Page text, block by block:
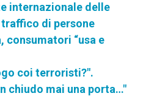
internazionale delle
di persone
consumatori “usa e
coi terroristi?".
chiudo mai una porta…"